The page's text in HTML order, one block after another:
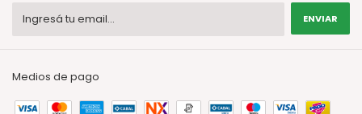
Medios de pago